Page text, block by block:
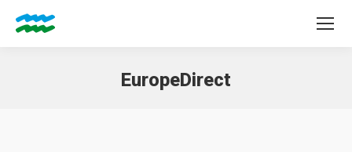
EuropeDirect